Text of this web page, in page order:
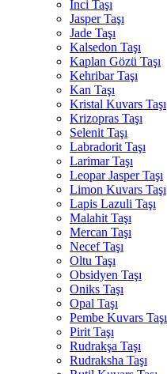
İnci Taşı
Jasper Taşı
Jade Taşı
Kalsedon Taşı
Kaplan Gözü Taşı
Kehribar Taşı
Kan Taşı
Kristal Kuvars Taşı
Krizopras Taşı
Selenit Taşı
Labradorit Taşı
Larimar Taşı
Leopar Jasper Taşı
Limon Kuvars Taşı
Lapis Lazuli Taşı
Malahit Taşı
Mercan Taşı
Necef Taşı
Oltu Taşı
Obsidyen Taşı
Oniks Taşı
Opal Taşı
Pembe Kuvars Taşı
Pirit Taşı
Rudrakşa Taşı
Rudraksha Taşı